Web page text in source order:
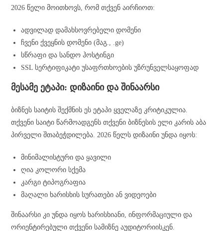
2026 წელი მოითხოვს, რომ თქვენ აირჩიოთ:
ადვილად დამახსოვრებელი დომენი
ჩვენი ქვეყნის დომენი (მაგ., .ge)
სწრაფი და სანდო ჰოსტინგი
SSL სერტიფიკატი უსაფრთხოების უზრუნველსაყოფად
მესამე ეტაპი: დიზაინი და შინაარსი
ბიზნეს საიტის შექმნის ეს ეტაპი ყველაზე კრიტიკულია.
თქვენი საიტი წარმოადგენს თქვენი ბიზნესის ელი კარის აბა
პირველი შთაბეჭდილება. 2026 წელს დიზაინი უნდა იყოს:
მინიმალისტური და ყავილი
ღია კოლორი სქემა
კარგი ტიპოგრაფია
მაღალი ხარისხის სურათები ან ვიდეოები
შინაარსი კი უნდა იყოს ხარისხიანი, ინფორმაციული და
ორიენტირებული თქვენი სამიზნე აუდიტორიისკენ.